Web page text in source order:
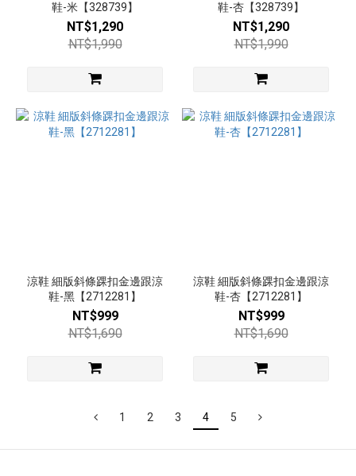
鞋-米【328739】
NT$1,290
NT$1,990
鞋-杏【328739】
NT$1,290
NT$1,990
涼鞋 細版斜條踝扣金邊跟涼
鞋-黑【2712281】
NT$999
NT$1,690
涼鞋 細版斜條踝扣金邊跟涼
鞋-杏【2712281】
NT$999
NT$1,690
1 2 3 4 5